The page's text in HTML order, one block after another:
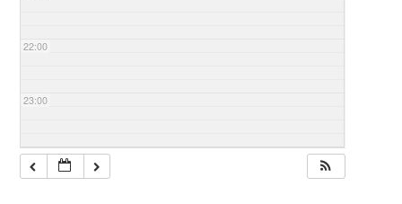
22:00
23:00